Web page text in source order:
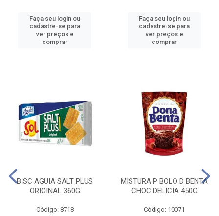
Faça seu login ou
cadastre-se para
ver preços e
comprar
Faça seu login ou
cadastre-se para
ver preços e
comprar
BISC AGUIA SALT PLUS
ORIGINAL 360G
Código: 8718
MISTURA P BOLO D BENTA
CHOC DELICIA 450G
Código: 10071